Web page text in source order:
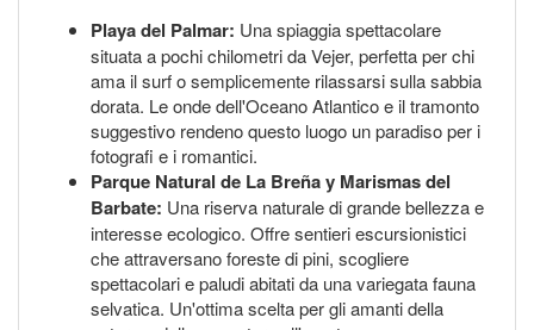
Playa del Palmar: Una spiaggia spettacolare
situata a pochi chilometri da Vejer, perfetta per chi
ama il surf o semplicemente rilassarsi sulla sabbia
dorata. Le onde dell'Oceano Atlantico e il tramonto
suggestivo rendeno questo luogo un paradiso per i
fotografi e i romantici.
Parque Natural de La Breña y Marismas del
Barbate: Una riserva naturale di grande bellezza e
interesse ecologico. Offre sentieri escursionistici
che attraversano foreste di pini, scogliere
spettacolari e paludi abitati da una variegata fauna
selvatica. Un'ottima scelta per gli amanti della